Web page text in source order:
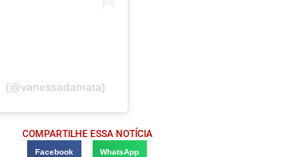
(@vanessadamata)
COMPARTILHE ESSA NOTÍCIA
Facebook WhatsApp